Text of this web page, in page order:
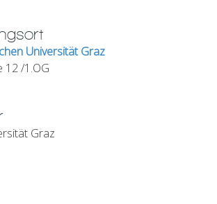
Universität Graz
12 /1.OG
Graz